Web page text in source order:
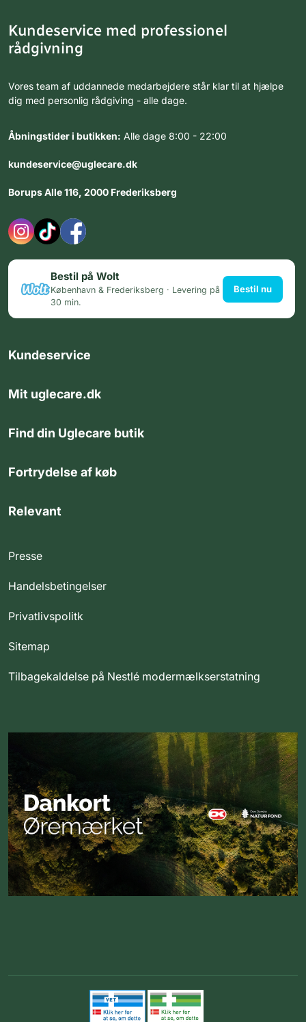
Kundeservice med professionel
rådgivning
Vores team af uddannede medarbejdere står klar til at hjælpe
dig med personlig rådgiving - alle dage.
Åbningstider i butikken: Alle dage 8:00 - 22:00
kundeservice@uglecare.dk
Borups Alle 116, 2000 Frederiksberg
Bestil på Wolt
København & Frederiksberg · Levering på
30 min.
Bestil nu
Kundeservice
Mit uglecare.dk
Find din Uglecare butik
Fortrydelse af køb
Relevant
Presse
Handelsbetingelser
Privatlivspolitk
Sitemap
Tilbagekaldelse på Nestlé modermælkserstatning